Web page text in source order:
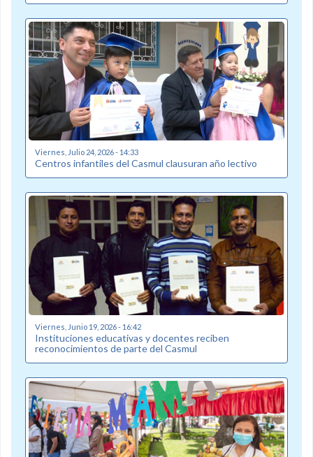
Viernes, Julio 24, 2026 - 14:33
Centros infantiles del Casmul clausuran año lectivo
Viernes, Junio 19, 2026 - 16:42
Instituciones educativas y docentes reciben
reconocimientos de parte del Casmul